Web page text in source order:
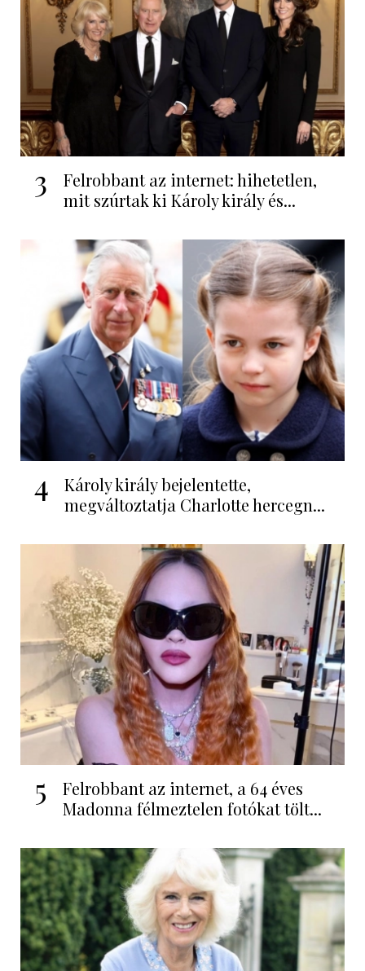
3
Felrobbant az internet: hihetetlen,
mit szúrtak ki Károly király és...
4
Károly király bejelentette,
megváltoztatja Charlotte hercegn...
5
Felrobbant az internet, a 64 éves
Madonna félmeztelen fotókat tölt...